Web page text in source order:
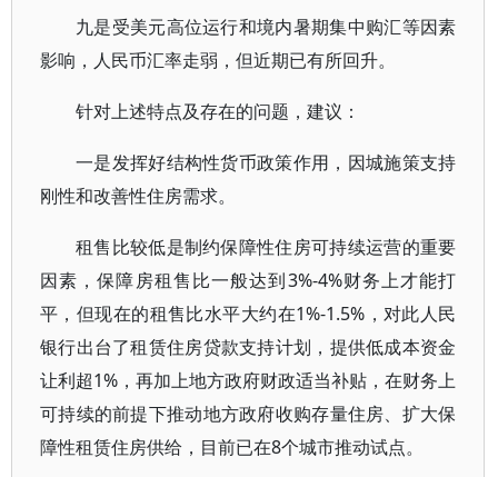
九是受美元高位运行和境内暑期集中购汇等因素
影响，人民币汇率走弱，但近期已有所回升。
针对上述特点及存在的问题，建议：
一是发挥好结构性货币政策作用，因城施策支持
刚性和改善性住房需求。
租售比较低是制约保障性住房可持续运营的重要
因素，保障房租售比一般达到3%-4%财务上才能打
平，但现在的租售比水平大约在1%-1.5%，对此人民
银行出台了租赁住房贷款支持计划，提供低成本资金
让利超1%，再加上地方政府财政适当补贴，在财务上
可持续的前提下推动地方政府收购存量住房、扩大保
障性租赁住房供给，目前已在8个城市推动试点。